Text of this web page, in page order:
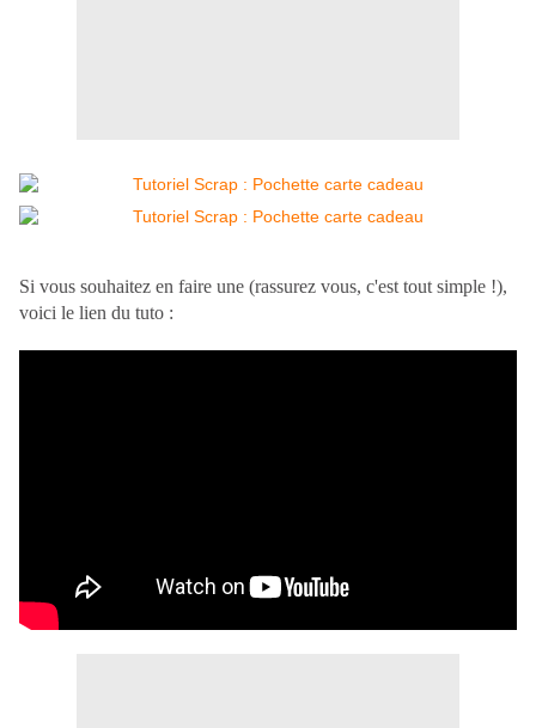
Si vous souhaitez en faire une (rassurez vous, c'est tout simple !),
voici le lien du tuto :